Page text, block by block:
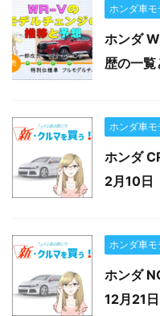
ホンダ車
ホンダ
歴の一覧
ホンダ車
ホンダ
2月10日
ホンダ車
ホンダ
12月21日